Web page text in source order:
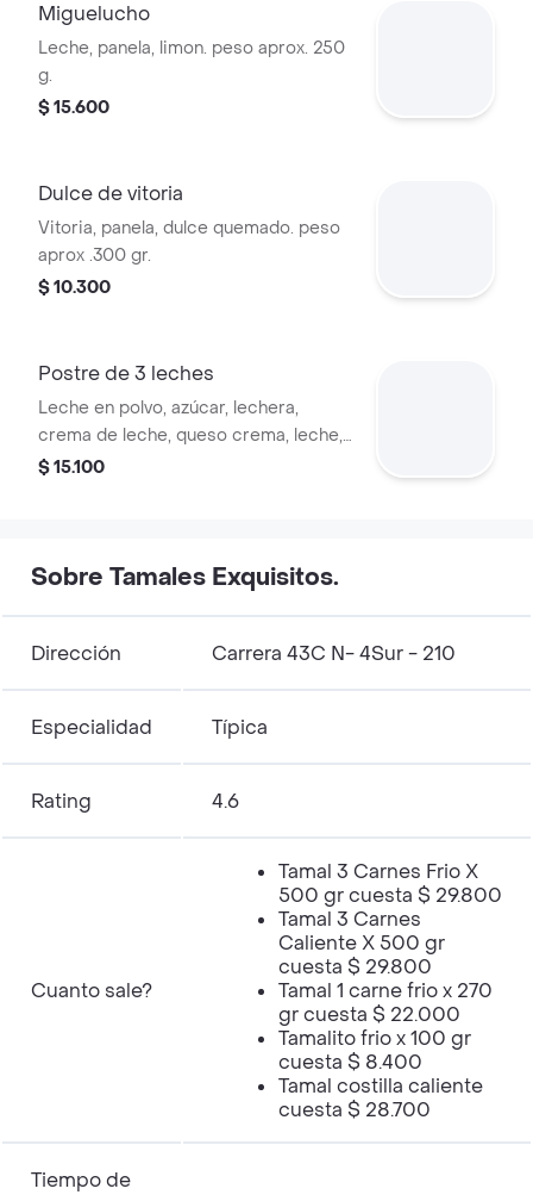
Miguelucho
Leche, panela, limon. peso aprox. 250
g.
$ 15.600
Dulce de vitoria
Vitoria, panela, dulce quemado. peso
aprox .300 gr.
$ 10.300
Postre de 3 leches
Leche en polvo, azúcar, lechera,
crema de leche, queso crema, leche,
leche condensada, pasas. 250 g
$ 15.100
Sobre Tamales Exquisitos.
Dirección Carrera 43C N- 4Sur - 210
Especialidad Típica
Rating 4.6
Cuanto sale?
Tamal 3 Carnes Frio X
500 gr cuesta $ 29.800
Tamal 3 Carnes
Caliente X 500 gr
cuesta $ 29.800
Tamal 1 carne frio x 270
gr cuesta $ 22.000
Tamalito frio x 100 gr
cuesta $ 8.400
Tamal costilla caliente
cuesta $ 28.700
Tiempo de